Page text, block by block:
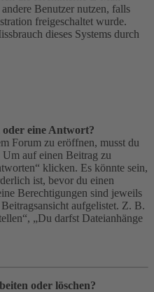
Benutzer nutzen, falls
freigeschaltet wurde.
dieses Systems durch
oder eine Antwort?
Forum zu eröffnen, musst du
auf einen Beitrag zu
klicken. Es könnte sein,
ist, bevor du einen
Berechtigungen sind jeweils
aufgelistet. Z. B.
„Du darfst Dateianhänge
oder löschen?